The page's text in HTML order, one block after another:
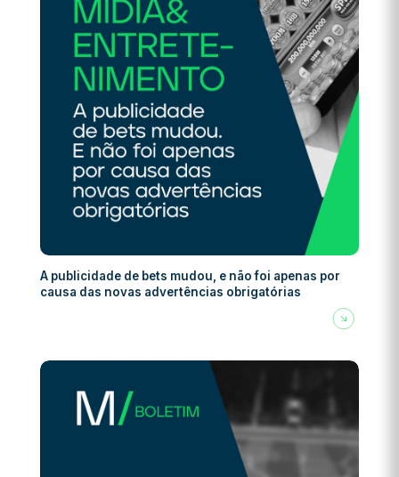
A publicidade de bets mudou, e não foi apenas por
causa das novas advertências obrigatórias